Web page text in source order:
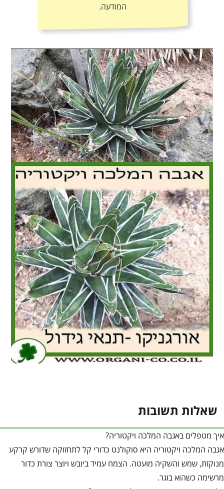
המודעה.
שאלות תשובות
איך מטפלים באגבה המלכה ויקטוריה?
אגבה המלכה ויקטוריה היא סוקולנט כדורי קל לתחזוקה שדורש קרקע
מנוקזת, שמש והשקיה מועטה. הצמח עמיד ביובש ויוצר צורת כדור
מרשימה כשהוא בוגר.